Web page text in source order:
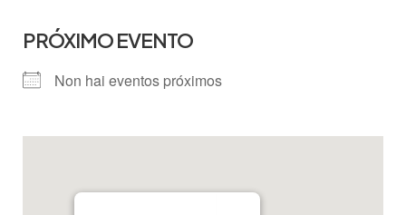
PRÓXIMO EVENTO
Non hai eventos próximos